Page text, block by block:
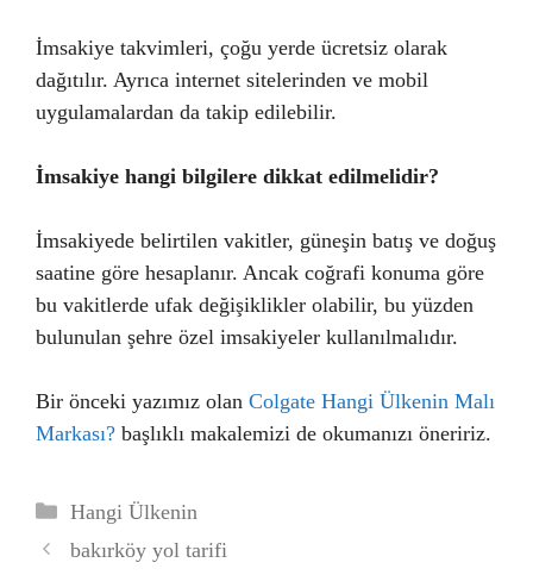
İmsakiye takvimleri, çoğu yerde ücretsiz olarak
dağıtılır. Ayrıca internet sitelerinden ve mobil
uygulamalardan da takip edilebilir.
İmsakiye hangi bilgilere dikkat edilmelidir?
İmsakiyede belirtilen vakitler, güneşin batış ve doğuş
saatine göre hesaplanır. Ancak coğrafi konuma göre
bu vakitlerde ufak değişiklikler olabilir, bu yüzden
bulunulan şehre özel imsakiyeler kullanılmalıdır.
Bir önceki yazımız olan Colgate Hangi Ülkenin Malı
Markası? başlıklı makalemizi de okumanızı öneririz.
Kategoriler
Hangi Ülkenin
bakırköy yol tarifi